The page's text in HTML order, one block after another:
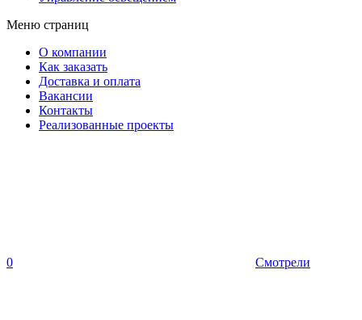
Меню страниц
О компании
Как заказать
Доставка и оплата
Вакансии
Контакты
Реализованные проекты
0 Смотрели